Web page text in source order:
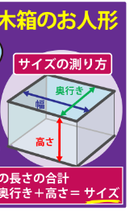
日(水)
(木)
(月)
(金)
日(火)
日(月)
日(火)